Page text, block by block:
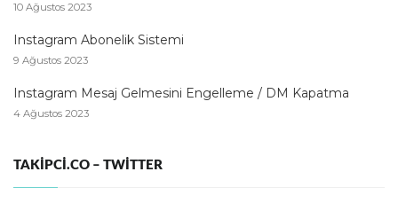
10 Ağustos 2023
Instagram Abonelik Sistemi
9 Ağustos 2023
Instagram Mesaj Gelmesini Engelleme / DM Kapatma
4 Ağustos 2023
TAKIPCI.CO – TWITTER